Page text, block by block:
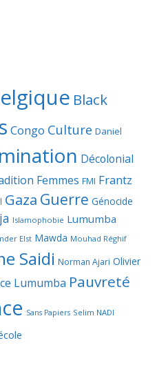
Black
Congo Culture Daniel
Décolonial
Femmes FMI Frantz
Gaza Guerre Génocide
Islamophobie Lumumba
Elst Mawda Mouhad Réghif
Saidi Norman Ajari Olivier
Lumumba Pauvreté
Sans Papiers Selim NADI